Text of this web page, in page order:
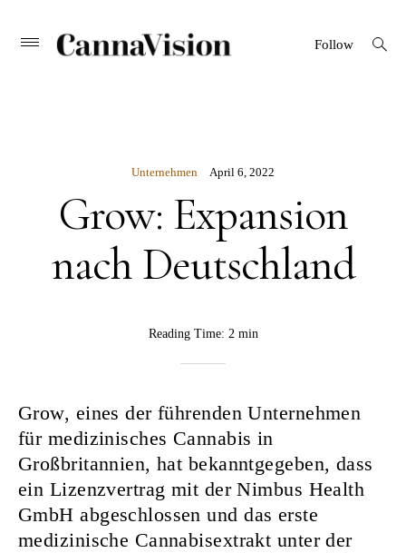
Skip Primary
Menu
CANNAVISION
Follow
open
search
Unternehmen April 6, 2022
Grow: Expansion
nach Deutschland
Reading Time: 2 min
Grow, eines der führenden Unternehmen
für medizinisches Cannabis in
Großbritannien, hat bekanntgegeben, dass
ein Lizenzvertrag mit der Nimbus Health
GmbH abgeschlossen und das erste
medizinische Cannabisextrakt unter der